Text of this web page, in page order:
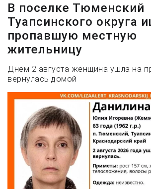
В поселке Тюменский
Туапсинского округа
пропавшую местную
жительницу
Днем 2 августа женщина ушла на
вернулась домой